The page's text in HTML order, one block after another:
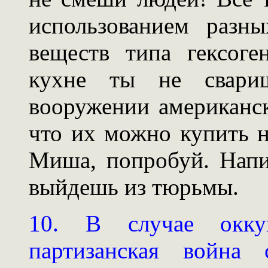
использованием
веществ типа
кухне ты не
вооружении
что их можно купить
Миша, попробуй.
выйдешь из тюрьмы.
10. В случае
партизанская